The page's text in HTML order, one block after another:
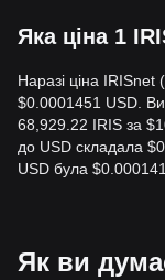
Яка ціна 1
Наразі ціна
$0.0001451 USD.
68,929.22 IRIS за
до USD складала
USD була
Як ви